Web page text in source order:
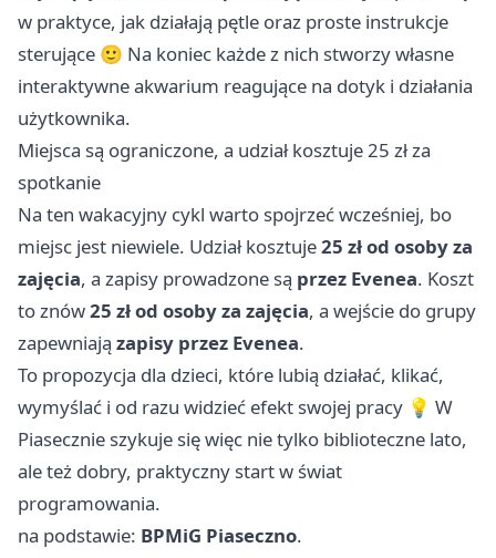
w praktyce, jak działają pętle oraz proste instrukcje
sterujące 🙂 Na koniec każde z nich stworzy własne
interaktywne akwarium reagujące na dotyk i działania
użytkownika.
Miejsca są ograniczone, a udział kosztuje 25 zł za
spotkanie
Na ten wakacyjny cykl warto spojrzeć wcześniej, bo
miejsc jest niewiele. Udział kosztuje25 zł od osoby za
zajęcia, a zapisy prowadzone są przez Evenea. Koszt
to znów25 zł od osoby za zajęcia, a wejście do grupy
zapewniają zapisy przez Evenea.
To propozycja dla dzieci, które lubią działać, klikać,
wymyślać i od razu widzieć efekt swojej pracy 💡 W
Piasecznie szykuje się więc nie tylko biblioteczne lato,
ale też dobry, praktyczny start w świat
programowania.
na podstawie: BPMiG Piaseczno.